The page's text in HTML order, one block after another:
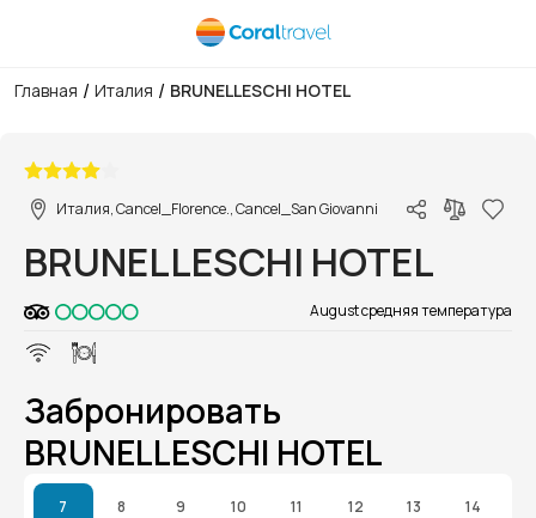
Главная / Италия / BRUNELLESCHI HOTEL
Италия, Cancel_Florence., Cancel_San Giovanni
BRUNELLESCHI HOTEL
August средняя температура
Забронировать
BRUNELLESCHI HOTEL
7 8 9 10 11 12 13 14